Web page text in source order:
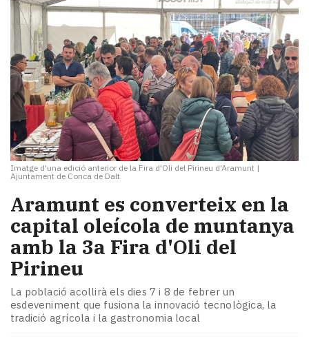
Imatge d'una edició anterior de la Fira d'Oli del Pirineu d'Aramunt |
Ajuntament de Conca de Dalt
Aramunt es converteix en la
capital oleícola de muntanya
amb la 3a Fira d'Oli del
Pirineu
La població acollirà els dies 7 i 8 de febrer un
esdeveniment que fusiona la innovació tecnològica, la
tradició agrícola i la gastronomia local